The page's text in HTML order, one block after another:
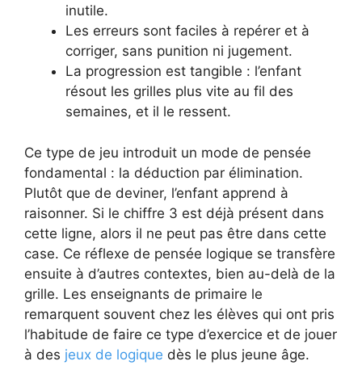
inutile.
Les erreurs sont faciles à repérer et à
corriger, sans punition ni jugement.
La progression est tangible : l’enfant
résout les grilles plus vite au fil des
semaines, et il le ressent.
Ce type de jeu introduit un mode de pensée
fondamental : la déduction par élimination.
Plutôt que de deviner, l’enfant apprend à
raisonner. Si le chiffre 3 est déjà présent dans
cette ligne, alors il ne peut pas être dans cette
case. Ce réflexe de pensée logique se transfère
ensuite à d’autres contextes, bien au-delà de la
grille. Les enseignants de primaire le
remarquent souvent chez les élèves qui ont pris
l’habitude de faire ce type d’exercice et de jouer
à des jeux de logique dès le plus jeune âge.